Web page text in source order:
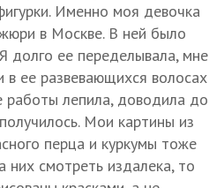
Именно моя девочка
в Москве. В ней было
долго ее переделывала, мне
в ее развевающихся волосах
работы лепила, доводила до
Мои картины из
перца и куркумы тоже
них смотреть издалека, то